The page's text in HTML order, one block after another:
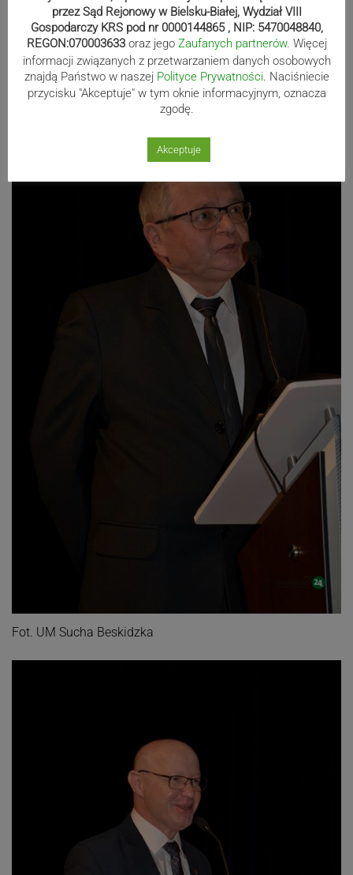
Fot. UM Sucha Beskidzka
Fot. UM Sucha Beskidzka
przez Sąd Rejonowy w Bielsku-Białej, Wydział VIII
Gospodarczy KRS pod nr 0000144865 , NIP: 5470048840,
REGON:070003633 oraz jego Zaufanych partnerów. Więcej
informacji związanych z przetwarzaniem danych osobowych
znajdą Państwo w naszej Polityce Prywatności. Naciśniecie
przycisku "Akceptuje" w tym oknie informacyjnym, oznacza
zgodę.
Akceptuje